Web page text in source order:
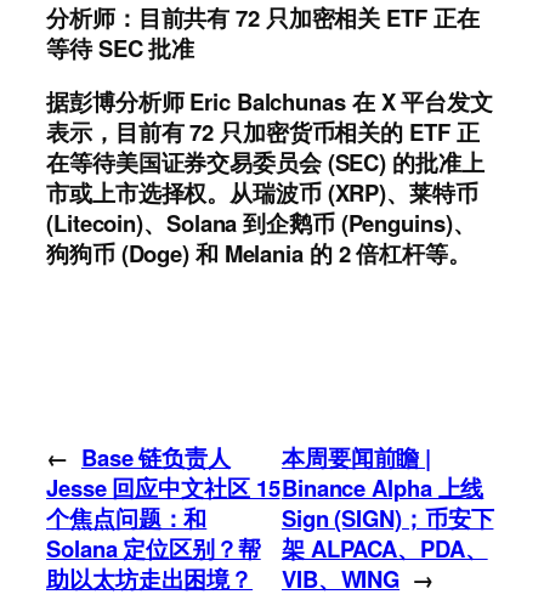
分析师：目前共有 72 只加密相关 ETF 正在
等待 SEC 批准
据彭博分析师 Eric Balchunas 在 X 平台发文
表示，目前有 72 只加密货币相关的 ETF 正
在等待美国证券交易委员会 (SEC) 的批准上
市或上市选择权。从瑞波币 (XRP)、莱特币
(Litecoin)、Solana 到企鹅币 (Penguins)、
狗狗币 (Doge) 和 Melania 的 2 倍杠杆等。
← Base 链负责人
Jesse 回应中文社区 15
个焦点问题：和
Solana 定位区别？帮
助以太坊走出困境？
本周要闻前瞻 |
Binance Alpha 上线
Sign (SIGN)；币安下
架 ALPACA、PDA、
VIB、WING →